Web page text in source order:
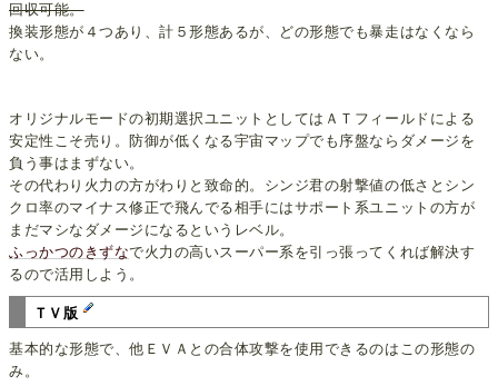
回収可能。
換装形態が４つあり、計５形態あるが、どの形態でも暴走はなくなら
ない。
オリジナルモードの初期選択ユニットとしてはＡＴフィールドによる
安定性こそ売り。防御が低くなる宇宙マップでも序盤ならダメージを
負う事はまずない。
その代わり火力の方がわりと致命的。シンジ君の射撃値の低さとシン
クロ率のマイナス修正で飛んでる相手にはサポート系ユニットの方が
まだマシなダメージになるというレベル。
ふっかつのきずなで火力の高いスーパー系を引っ張ってくれば解決す
るので活用しよう。
ＴＶ版
基本的な形態で、他ＥＶＡとの合体攻撃を使用できるのはこの形態の
み。